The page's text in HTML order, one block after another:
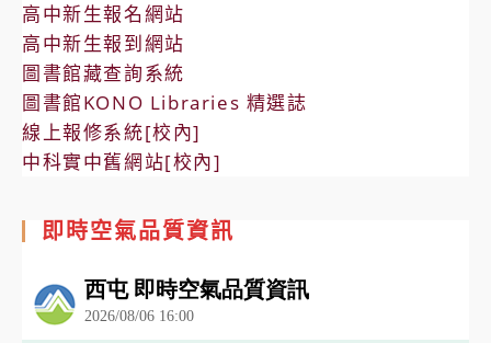
高中新生報名網站
高中新生報到網站
圖書館藏查詢系統
圖書館KONO Libraries 精選誌
線上報修系統[校內]
中科實中舊網站[校內]
即時空氣品質資訊